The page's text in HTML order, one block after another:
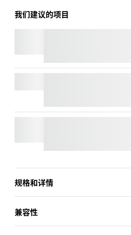
我们建议的项目
规格和详情
兼容性